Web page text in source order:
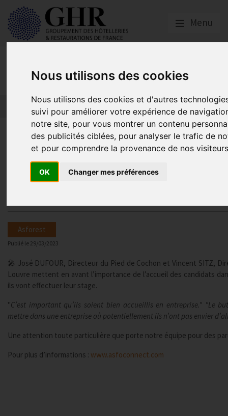
Nous utilisons des cookies
Nous utilisons des cookies et d'autres
suivi pour améliorer votre expérience de
notre site, pour vous montrer un contenu
des publicités ciblées, pour analyser le trafic de
et pour comprendre la provenance de nos
OK Changer mes préférences
Menu
Nos partenaires
L’actualité des partenaires Nos partenaires
[#ASFOCONNECT] Retour sur
ronde "Publics éloignés de
métiers en tension, quelle
Asforest
Publié le 29/03/2023
🎤 José DUFOUR, Directeur du Pied de Cochon et Vincent SITZ,
Louvre mettent en avant l’importance de l’accueil des candidats
ils vont effectuer leur stage.
"C’est important qu’ils soient bien accueillis en entreprise." "Le
mettre dans une entreprise où potentiellement ils n’ont pas envier
Une attention toute particulière que porte notre équipe pour des
Pour plus d’informations : www.asfoconnect.com